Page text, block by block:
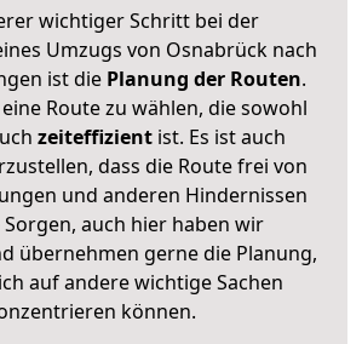
wichtiger Schritt bei der
Umzugs von Osnabrück nach
ist die Planung der Routen.
Route zu wählen, die sowohl
zeiteffizientist. Es ist auch
dass die Route frei von
und anderen Hindernissen
Sorgen, auch hier haben wir
übernehmen gerne die Planung,
auf andere wichtige Sachen
können.